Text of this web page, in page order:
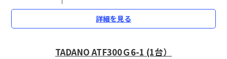
詳細を見る
TADANO ATF300Ｇ6-1 (1台）